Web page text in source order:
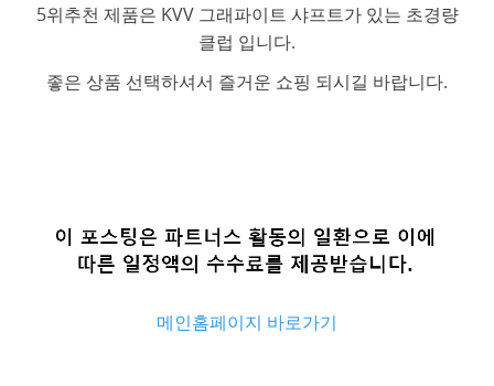
5위추천 제품은 KVV 그래파이트 샤프트가 있는 초경량
클럽 입니다.
좋은 상품 선택하셔서 즐거운 쇼핑 되시길 바랍니다.
메인홈페이지 바로가기